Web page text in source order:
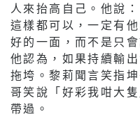
人來抬高自己。他說
這樣都可以，一定有
好的一面，而不是只
他認為，如果持續輸
拖垮。黎莉聞言笑指
哥笑說「好彩我咁大
帶過。